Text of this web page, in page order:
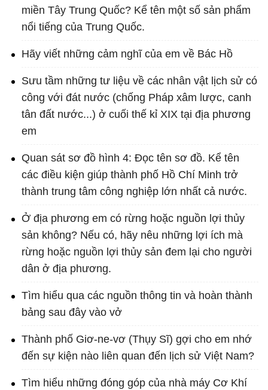
miền Tây Trung Quốc? Kể tên một số sản phẩm
nổi tiếng của Trung Quốc.
Hãy viết những cảm nghĩ của em về Bác Hồ
Sưu tầm những tư liệu về các nhân vật lịch sử có
công với đát nước (chống Pháp xâm lược, canh
tân đất nước...) ở cuối thế kỉ XIX tại địa phương
em
Quan sát sơ đồ hình 4: Đọc tên sơ đồ. Kể tên
các điều kiện giúp thành phố Hồ Chí Minh trở
thành trung tâm công nghiệp lớn nhất cả nước.
Ở địa phương em có rừng hoặc nguồn lợi thủy
sản không? Nếu có, hãy nêu những lợi ích mà
rừng hoặc nguồn lợi thủy sản đem lại cho người
dân ở địa phương.
Tìm hiểu qua các nguồn thông tin và hoàn thành
bảng sau đây vào vở
Thành phố Giơ-ne-vơ (Thụy Sĩ) gợi cho em nhớ
đến sự kiện nào liên quan đến lịch sử Việt Nam?
Tìm hiểu những đóng góp của nhà máy Cơ Khí